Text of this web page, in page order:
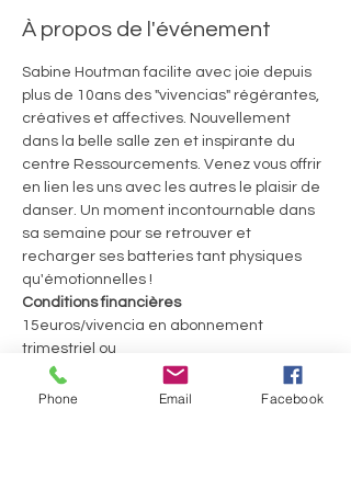
À propos de l'événement
Sabine Houtman facilite avec joie depuis
plus de 10ans des "vivencias" régérantes,
créatives et affectives. Nouvellement
dans la belle salle zen et inspirante du
centre Ressourcements. Venez vous offrir
en lien les uns avec les autres le plaisir de
danser. Un moment incontournable dans
sa semaine pour se retrouver et
recharger ses batteries tant physiques
qu'émotionnelles !
Conditions financières
15euros/vivencia en abonnement
trimestriel ou
20€ la séance
60euros le Welcome Pack pour 4 séances
Phone Email Facebook